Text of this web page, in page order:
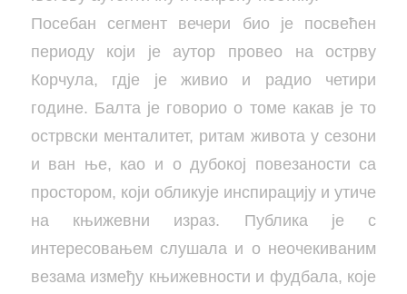
Посебан сегмент вечери био је посвећен
периоду који је аутор провео на острву
Корчула, гдје је живио и радио четири
године. Балта је говорио о томе какав је то
острвски менталитет, ритам живота у сезони
и ван ње, као и о дубокој повезаности са
простором, који обликује инспирацију и утиче
на књижевни израз. Публика је с
интересовањем слушала и о неочекиваним
везама између књижевности и фудбала, које